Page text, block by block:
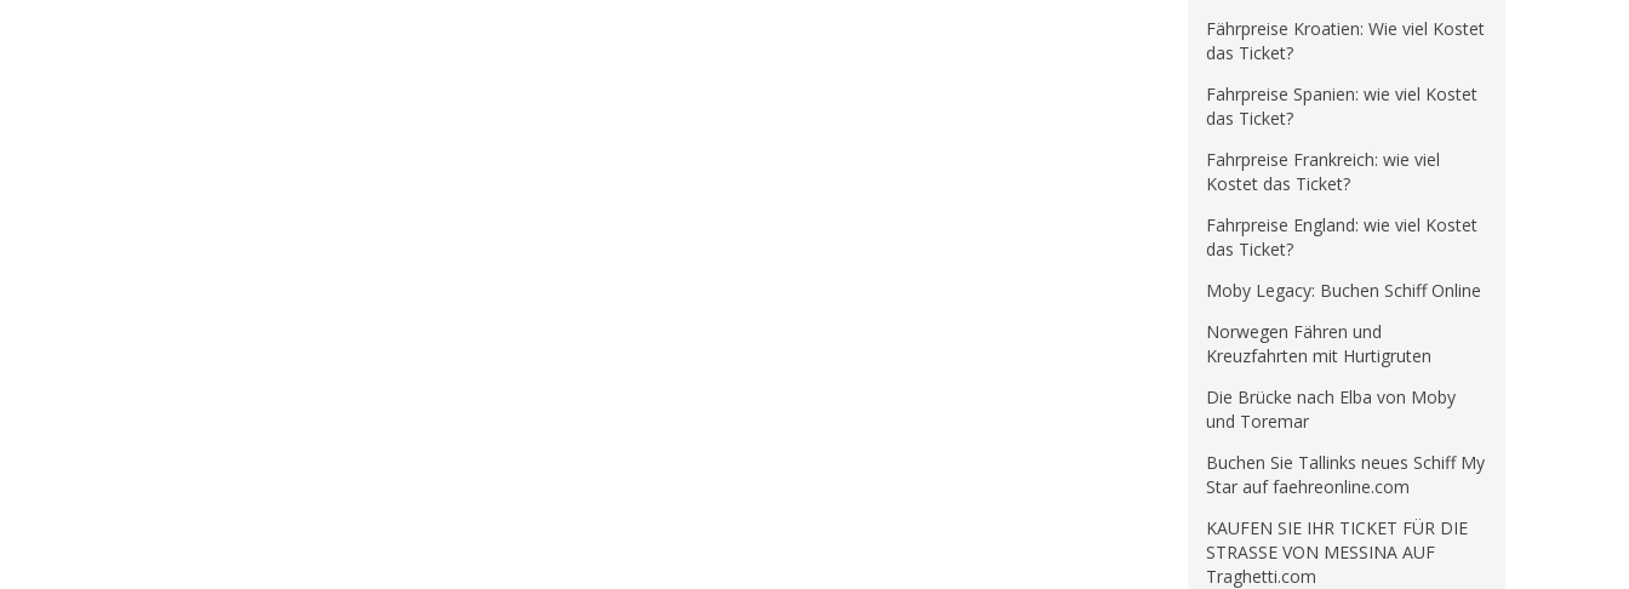
Fährpreise Kroatien: Wie viel Kostet
das Ticket?
Fahrpreise Spanien: wie viel Kostet
das Ticket?
Fahrpreise Frankreich: wie viel
Kostet das Ticket?
Fahrpreise England: wie viel Kostet
das Ticket?
Moby Legacy: Buchen Schiff Online
Norwegen Fähren und
Kreuzfahrten mit Hurtigruten
Die Brücke nach Elba von Moby
und Toremar
Buchen Sie Tallinks neues Schiff My
Star auf faehreonline.com
KAUFEN SIE IHR TICKET FÜR DIE
STRASSE VON MESSINA AUF
Traghetti.com